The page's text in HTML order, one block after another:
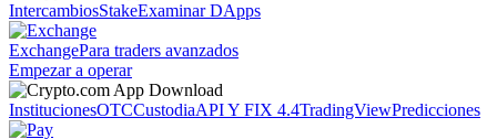
IntercambiosStakeExaminar DApps
ExchangePara traders avanzados
Empezar a operar
InstitucionesOTCCustodiaAPI Y FIX 4.4TradingViewPredicciones